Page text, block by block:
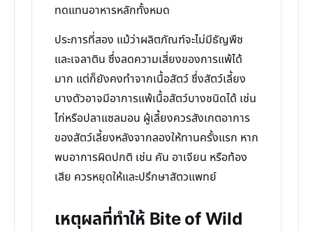
ทดแทนอาหารหลักทั้งหมด
ประการที่สอง แม้ว่าผลิตภัณฑ์จะไม่มีธัญพืช
และเจลาติน ซึ่งลดความเสี่ยงของการแพ้ได้
มาก แต่ก็ยังคงทำจากเนื้อสัตว์ ซึ่งสัตว์เลี้ยง
บางตัวอาจมีอาการแพ้เนื้อสัตว์บางชนิดได้ เช่น
ไก่หรือปลาแซลมอน ผู้เลี้ยงควรสังเกตอาการ
ของสัตว์เลี้ยงหลังจากลองให้ทานครั้งแรก หาก
พบอาการผิดปกติ เช่น คัน อาเจียน หรือท้อง
เสีย ควรหยุดให้และปรึกษาสัตวแพทย์
เหตุผลที่ทำให้ Bite of Wild